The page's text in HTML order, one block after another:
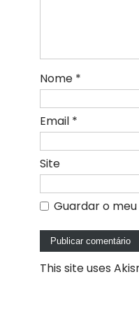
Nome *
Email *
Site
Guardar o
This site uses